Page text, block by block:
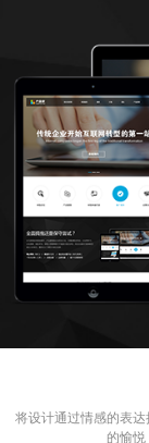
将设计通过情感的表
的愉悦